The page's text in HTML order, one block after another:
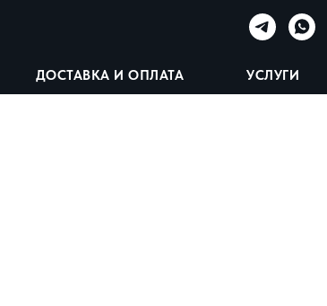
ДОСТАВКА И ОПЛАТА УСЛУГИ